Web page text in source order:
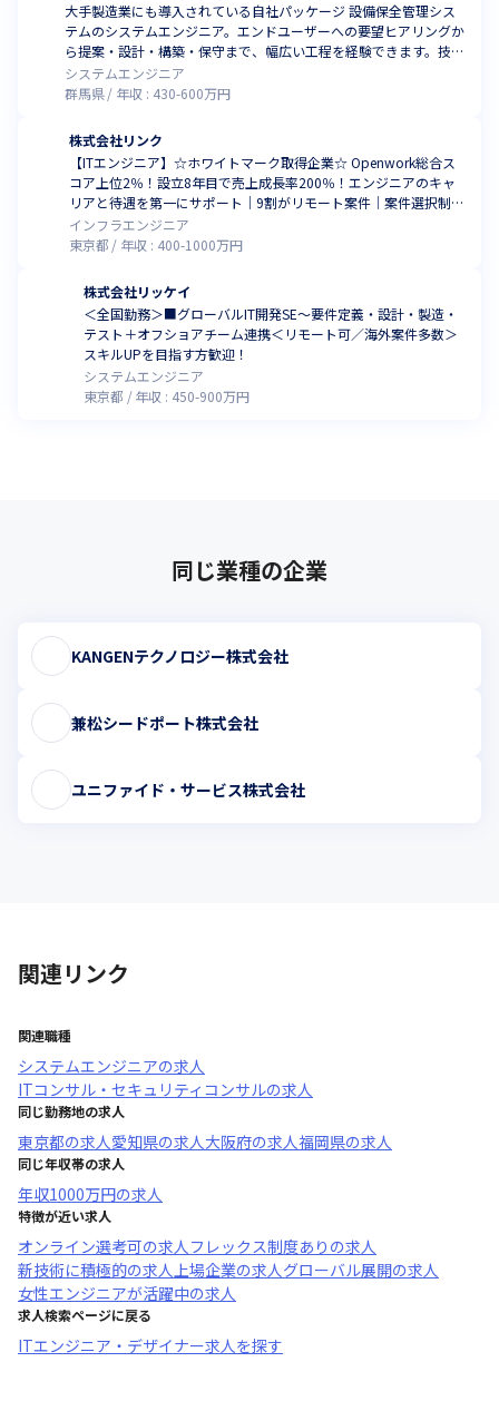
大手製造業にも導入されている自社パッケージ 設備保全管理シス
テムのシステムエンジニア。エンドユーザーへの要望ヒアリングか
ら提案・設計・構築・保守まで、幅広い工程を経験できます。技術
者としてのスキルアップを目指せるポジションです。
システムエンジニア
群馬県
年収 : 430-600万円
株式会社リンク
【ITエンジニア】☆ホワイトマーク取得企業☆ Openwork総合ス
コア上位2％！設立8年目で売上成長率200％！エンジニアのキャ
リアと待遇を第一にサポート｜9割がリモート案件｜案件選択制度
で成長を実感！副業OK！
インフラエンジニア
東京都
年収 : 400-1000万円
株式会社リッケイ
＜全国勤務＞■グローバルIT開発SE～要件定義・設計・製造・
テスト＋オフショアチーム連携＜リモート可／海外案件多数＞
スキルUPを目指す方歓迎！
システムエンジニア
東京都
年収 : 450-900万円
同じ業種の企業
KANGENテクノロジー株式会社
兼松シードポート株式会社
ユニファイド・サービス株式会社
関連リンク
関連職種
システムエンジニアの求人
ITコンサル・セキュリティコンサルの求人
同じ勤務地の求人
東京都の求人愛知県の求人大阪府の求人福岡県の求人
同じ年収帯の求人
年収1000万円の求人
特徴が近い求人
オンライン選考可の求人フレックス制度あり の求人
新技術に積極的の求人上場企業の求人グローバル展開の求人
女性エンジニアが活躍中の求人
求人検索ページに戻る
ITエンジニア・デザイナー求人を探す